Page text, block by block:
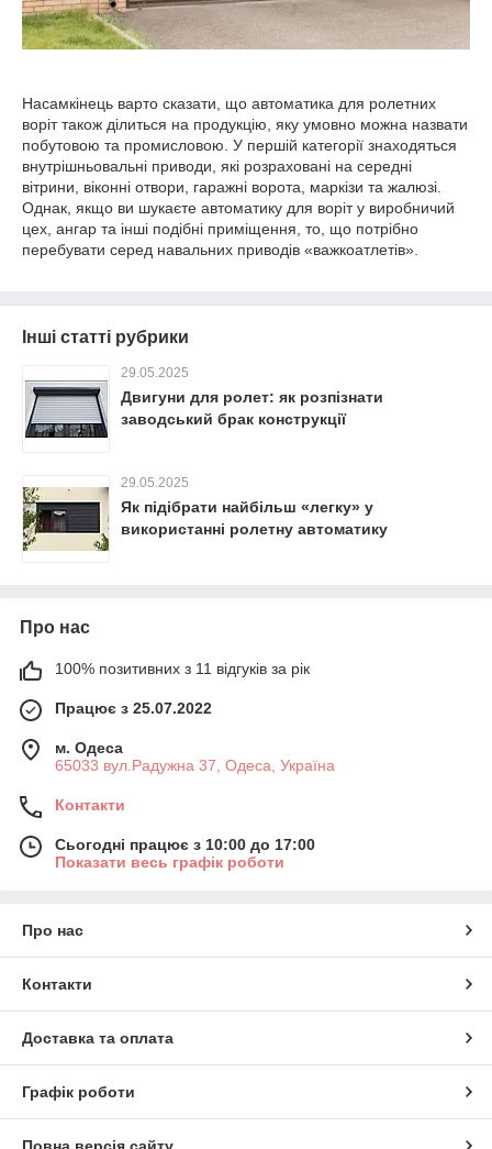
Насамкінець варто сказати, що автоматика для ролетних
воріт також ділиться на продукцію, яку умовно можна назвати
побутовою та промисловою. У першій категорії знаходяться
внутрішньовальні приводи, які розраховані на середні
вітрини, віконні отвори, гаражні ворота, маркізи та жалюзі.
Однак, якщо ви шукаєте автоматику для воріт у виробничий
цех, ангар та інші подібні приміщення, то, що потрібно
перебувати серед навальних приводів «важкоатлетів».
Інші статті рубрики
29.05.2025
Двигуни для ролет: як розпізнати
заводський брак конструкції
29.05.2025
Як підібрати найбільш «легку» у
використанні ролетну автоматику
Про нас
100% позитивних з 11 відгуків за рік
Працює з 25.07.2022
м. Одеса
65033 вул.Радужна 37, Одеса, Україна
Контакти
Сьогодні працює з 10:00 до 17:00
Показати весь графік роботи
Про нас
Контакти
Доставка та оплата
Графік роботи